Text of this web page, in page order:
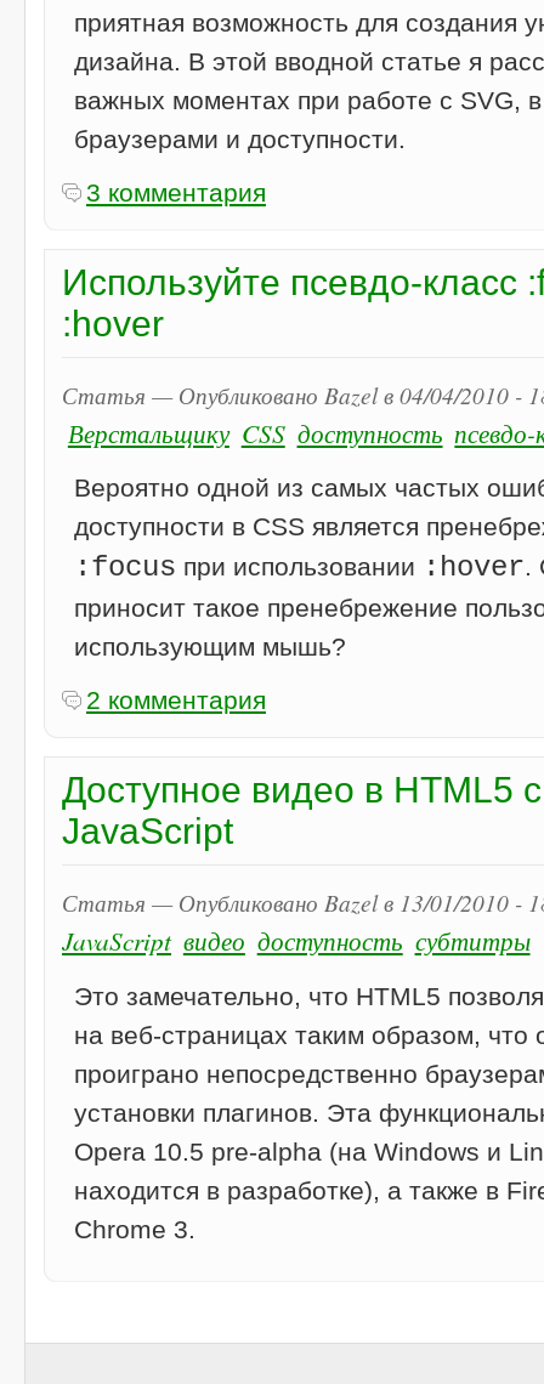
приятная возможность для создания
дизайна. В этой вводной статье я
важных моментах при работе с SVG,
браузерами и доступности.
3 комментария
Используйте псевдо-класс
:hover
Статья — Опубликовано Bazel в 04/04/2010 -
Верстальщику CSS доступность
Вероятно одной из самых частых
доступности в CSS является
:focus при использовании :hover.
приносит такое пренебрежение
использующим мышь?
2 комментария
Доступное видео в HTML5
JavaScript
Статья — Опубликовано Bazel в 13/01/2010 -
JavaScript видео доступность субтитры
Это замечательно, что HTML5
на веб-страницах таким образом, что
проиграно непосредственно
установки плагинов. Эта
Opera 10.5 pre-alpha (на Windows и
находится в разработке), а также в
Chrome 3.